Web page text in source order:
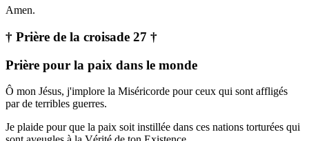
Amen.
† Prière de la croisade 27 †
Prière pour la paix dans le monde
Ô mon Jésus, j'implore la Miséricorde pour ceux qui sont affligés
par de terribles guerres.
Je plaide pour que la paix soit instillée dans ces nations torturées qui